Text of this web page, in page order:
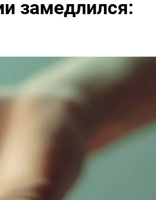
замедлился: